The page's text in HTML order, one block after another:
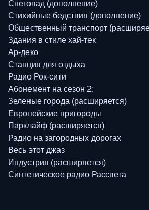
Снегопад (дополнение)
Стихийные бедствия (дополнение)
Общественный транспорт
Здания в стиле хай-тек
Ар-деко
Станция для отдыха
Радио Рок-сити
Абонемент на сезон 2:
Зеленые города (расширяется)
Европейские пригороды
Парклайф (расширяется)
Радио на загородных дорогах
Весь этот джаз
Индустрия (расширяется)
Синтетическое радио Рассвета